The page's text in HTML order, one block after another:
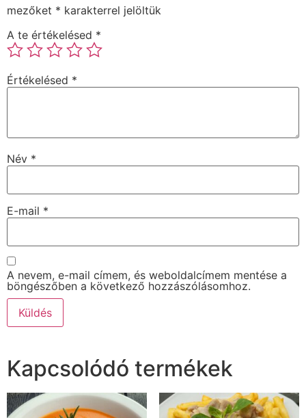
mezőket * karakterrel jelöltük
A te értékelésed *
Értékelésed *
Név *
E-mail *
A nevem, e-mail címem, és weboldalcímem mentése a
böngészőben a következő hozzászólásomhoz.
Kapcsolódó termékek